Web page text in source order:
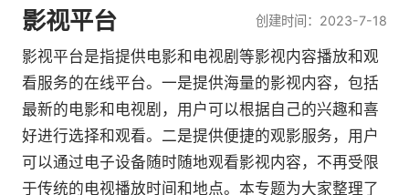
影视平台 创建时间：2023-7-18
影视平台是指提供电影和电视剧等影视内容播放和观
看服务的在线平台。一是提供海量的影视内容，包括
最新的电影和电视剧，用户可以根据自己的兴趣和喜
好进行选择和观看。二是提供便捷的观影服务，用户
可以通过电子设备随时随地观看影视内容，不再受限
于传统的电视播放时间和地点。本专题为大家整理了